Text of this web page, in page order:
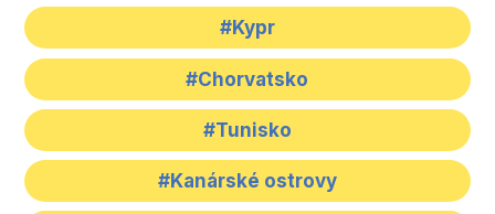
#Kypr
#Chorvatsko
#Tunisko
#Kanárské ostrovy